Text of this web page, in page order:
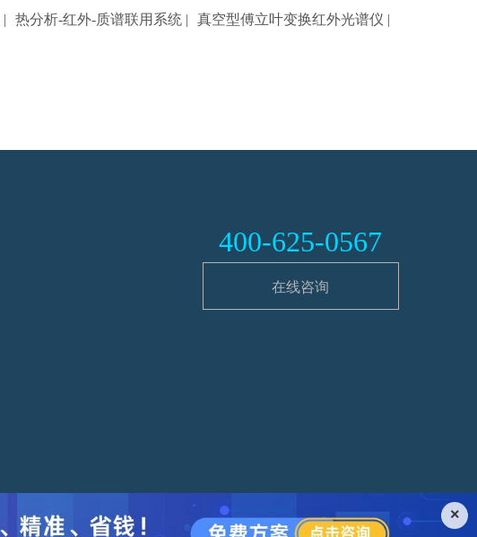
| 热分析-红外-质谱联用系统 | 真空型傅立叶变换红外光谱仪 |
400-625-0567
在线咨询
×